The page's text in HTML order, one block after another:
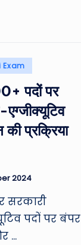
Exam
पदों पर
एग्जीक्यूटिव
की प्रक्रिया
2024
सरकारी
पदों पर बंपर
...